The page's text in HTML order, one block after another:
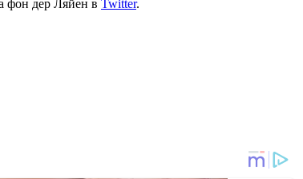
фон дер Ляйен в Twitter.